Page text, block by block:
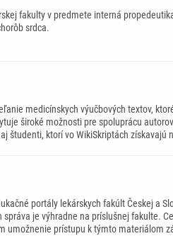
fakulty v predmete interná
srdca.
medicínskych výučbových textov,
široké možnosti pre spoluprácu
študenti, ktorí vo WikiSkriptách získavajú
portály lekárskych fakúlt Českej a
správa je výhradne na príslušnej fakulte.
umožnenie prístupu k týmto materiálom